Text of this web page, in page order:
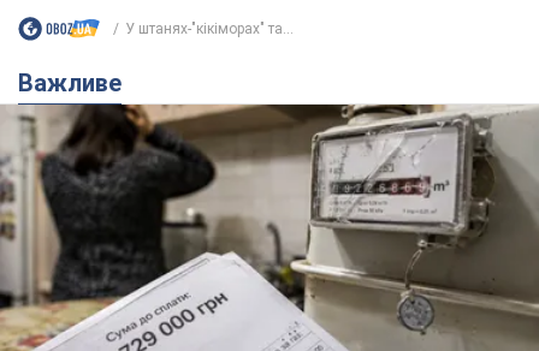
У штанях-"кікіморах" та...
Важливе